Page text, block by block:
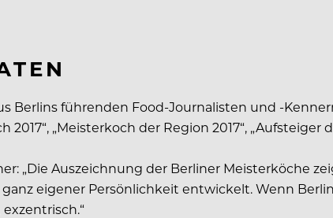
Berlins führenden Food-Journalisten und -
„Meisterkoch der Region 2017“, „Aufsteiger
„Die Auszeichnung der Berliner Meisterköche
eigener Persönlichkeit entwickelt. Wenn